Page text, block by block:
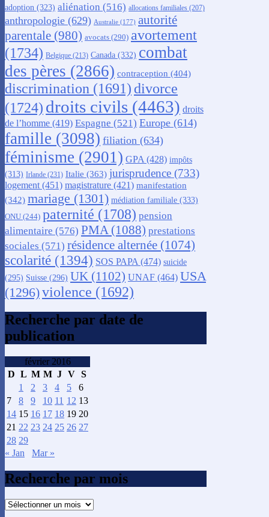
adoption (323) aliénation (516) allocations familiales (207)
anthropologie (629) Australie (177) autorité
parentale (980) avocats (290) avortement
(1734) Belgique (213) Canada (332) combat
des pères (2866) contraception (404)
discrimination (1691) divorce
(1724) droits civils (4463) droits
de l’homme (419) Espagne (521) Europe (614)
famille (3098) filiation (634)
féminisme (2901) GPA (428) impôts
(313) Irlande (231) Italie (363) jurisprudence (733)
logement (451) magistrature (421) manifestation
(342) mariage (1301) médiation familiale (333)
ONU (244) paternité (1708) pension
alimentaire (576) PMA (1088) prestations
sociales (571) résidence alternée (1074)
scolarité (1394) SOS PAPA (474) suicide
(295) Suisse (296) UK (1102) UNAF (464) USA
(1296)violence (1692)
Recherche par date de
publication
février 2016
D L M M J V S
1
2 3 4 5
6
7
8 9 10 11 12 13
14 15 16 17 18 19 20
21 22 23 24 25 26 27
28 29
« Jan
Mar »
Recherche par mois
Recherche